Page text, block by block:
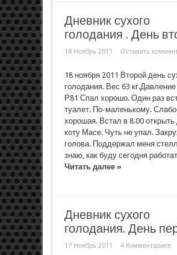
Дневник сухого
голодания . День
18 Ноябрь 2011 Оставить
18 ноября 2011 Второй день
голодания. Вес 63
Р81 Спал хорошо. Один раз
туалет. По-маленькому.
хорошая. Встал в 8.00 открыть
коту Масе. Чуть не упал.
голова. Поддержал меня
знаю, как буду сегодня
Читать далее »
Дневник сухого
голодания. День
17 Ноябрь 2011 4 Комментариев